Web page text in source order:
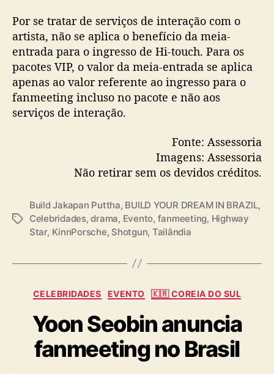
Por se tratar de serviços de interação com o
artista, não se aplica o benefício da meia-
entrada para o ingresso de Hi-touch. Para os
pacotes VIP, o valor da meia-entrada se aplica
apenas ao valor referente ao ingresso para o
fanmeeting incluso no pacote e não aos
serviços de interação.
Fonte: Assessoria
Imagens: Assessoria
Não retirar sem os devidos créditos.
T
Build Jakapan Puttha, BUILD YOUR DREAM IN BRAZIL,
Celebridades,drama, Evento, fanmeeting, Highway
Star, KinnPorsche, Shotgun, Tailândia
C
t
e
g
o
CELEBRIDADES EVENTO 🇰🇷 COREIA DO SUL
Yoon Seobin anuncia
fanmeeting no Brasil